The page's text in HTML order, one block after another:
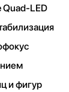
Quad-LED
и фигур